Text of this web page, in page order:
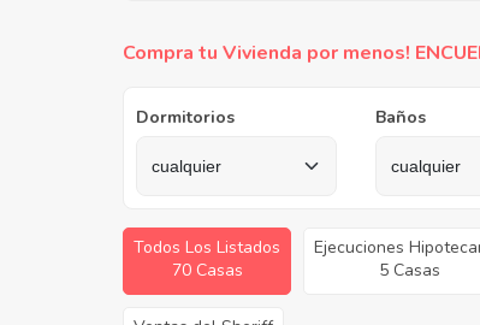
Compra tu Vivienda por menos!
Dormitorios Baños
Todos Los Listados
70 Casas
Ejecuciones
5 Casas